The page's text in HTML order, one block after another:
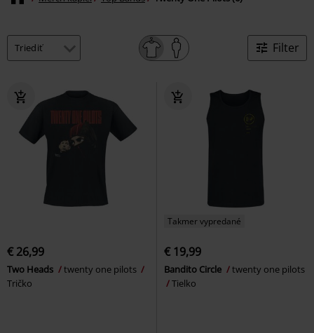
Filter
€ 26,99
Two Heads
twenty one pilots
Tričko
Takmer vypredané
€ 19,99
Bandito Circle
twenty one pilots
Tielko